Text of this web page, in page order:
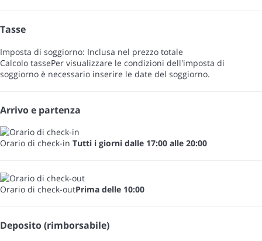
Tasse
Imposta di soggiorno: Inclusa nel prezzo totale
Calcolo tassePer visualizzare le condizioni dell'imposta di
soggiorno è necessario inserire le date del soggiorno.
Arrivo e partenza
Orario di check-in Tutti i giorni dalle 17:00 alle 20:00
Orario di check-outPrima delle 10:00
Deposito (rimborsabile)